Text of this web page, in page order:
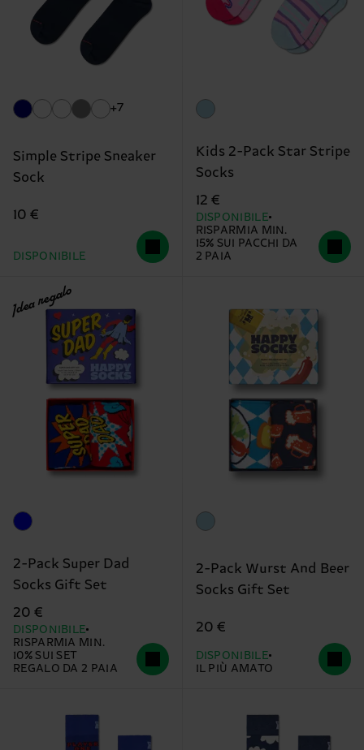
+7
Simple Stripe Sneaker
Sock
10 €
DISPONIBILE
Kids 2-Pack Star Stripe
Socks
12 €
DISPONIBILE
RISPARMIA MIN.
15% SUI PACCHI DA
2 PAIA
Idea regalo
2-Pack Super Dad
Socks Gift Set
20 €
DISPONIBILE
RISPARMIA MIN.
10% SUI SET
REGALO DA 2 PAIA
2-Pack Wurst And Beer
Socks Gift Set
20 €
DISPONIBILE
IL PIÙ AMATO